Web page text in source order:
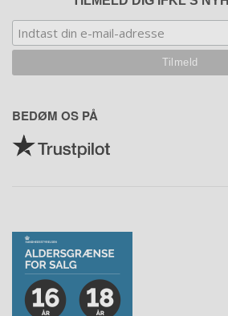
BEDØM OS PÅ